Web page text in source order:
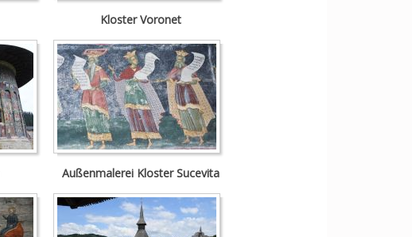
Kloster Voronet
Außenmalerei Kloster Sucevita